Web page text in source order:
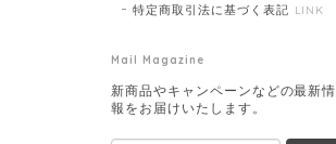
特定商取引法に基づく表記 LINK
Mail Magazine
新商品やキャンペーンなどの最新情
報をお届けいたします。